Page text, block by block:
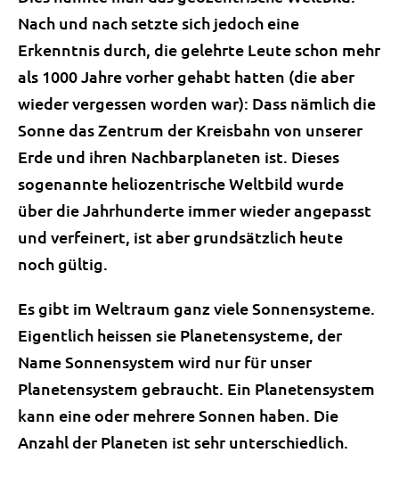
Nach und nach setzte sich jedoch eine
Erkenntnis durch, die gelehrte Leute schon mehr
als 1000 Jahre vorher gehabt hatten (die aber
wieder vergessen worden war): Dass nämlich die
Sonne das Zentrum der Kreisbahn von unserer
Erde und ihren Nachbarplaneten ist. Dieses
sogenannte heliozentrische Weltbild wurde
über die Jahrhunderte immer wieder angepasst
und verfeinert, ist aber grundsätzlich heute
noch gültig.
Es gibt im Weltraum ganz viele Sonnensysteme.
Eigentlich heissen sie Planetensysteme, der
Name Sonnensystem wird nur für unser
Planetensystem gebraucht. Ein Planetensystem
kann eine oder mehrere Sonnen haben. Die
Anzahl der Planeten ist sehr unterschiedlich.